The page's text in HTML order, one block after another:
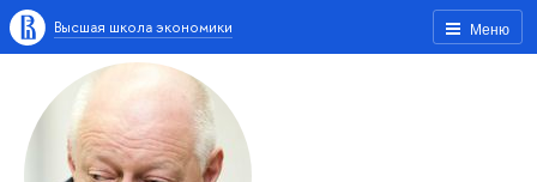
Меню
Высшая школа экономики